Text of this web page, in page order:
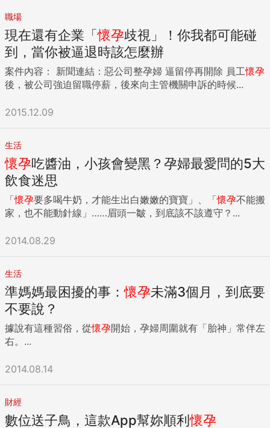
職場
現在還有企業「懷孕歧視」！你我都可能碰
到，當你被逼退時該怎麼辦
案件內容： 新聞連結：惡公司整孕婦 逼留停再開除 員工懷孕
後，被公司強迫留職停薪，後來向主管機關申訴的時候...
2015.12.09
生活
懷孕吃醬油，小孩會變黑？孕婦最愛問的5大
飲食迷思
「懷孕要多喝牛奶，才能生出白嫩嫩的寶寶」、「懷孕不能搬
家，也不能動針線」……眉頭一皺，到底該不該遵守？...
2014.08.29
生活
準媽媽最困擾的事：懷孕未滿3個月，到底要
不要說？
據說有這種習俗，從懷孕開始，孕婦周圍就有「胎神」常伴左
右。...
2014.08.14
財經
數位送子鳥，這款App幫妳順利懷孕